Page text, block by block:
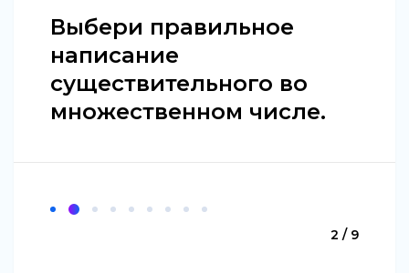
Выбери правильное
написание
существительного во
множественном числе.
2 / 9